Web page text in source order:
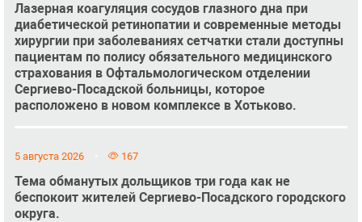
Лазерная коагуляция сосудов глазного дна при
диабетической ретинопатии и современные методы
хирургии при заболеваниях сетчатки стали доступны
пациентам по полису обязательного медицинского
страхования в Офтальмологическом отделении
Сергиево-Посадской больницы, которое
расположено в новом комплексе в Хотьково.
5 августа 2026 167
Тема обманутых дольщиков три года как не
беспокоит жителей Сергиево-Посадского городского
округа.